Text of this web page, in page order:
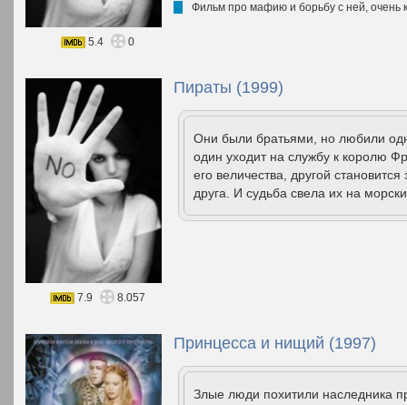
Фильм про мафию и борьбу с ней, очень
5.4 0
Пираты (1999)
Они были братьями, но любили
один уходит на службу к королю
его величества, другой
друга. И судьба свела их на
7.9 8.057
Принцесса и нищий (1997)
Злые люди похитили наследника